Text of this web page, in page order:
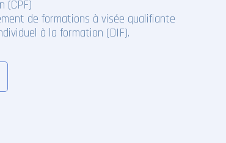
(CPF)
de formations à visée qualifiante
à la formation (DIF).